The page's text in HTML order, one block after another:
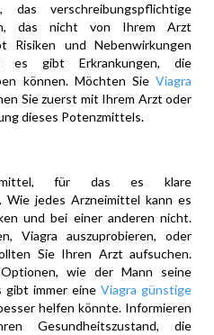
verschreibungspflichtige
das nicht von Ihrem Arzt
Risiken und Nebenwirkungen
es gibt Erkrankungen, die
können. Möchten Sie Viagra
Sie zuerst mit Ihrem Arzt oder
dieses Potenzmittels.
für das es klare
Wie jedes Arzneimittel kann es
und bei einer anderen nicht.
Viagra auszuprobieren, oder
Sie Ihren Arzt aufsuchen.
wie der Mann seine
gibt immer eine Viagra günstige
helfen könnte. Informieren
Gesundheitszustand, die